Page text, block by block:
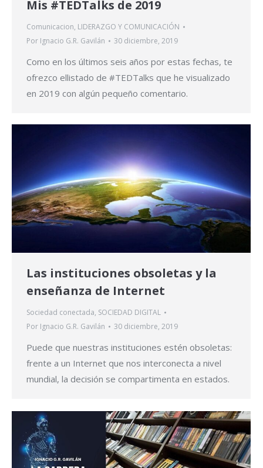
Mis #TEDTalks de 2019
Comunicacion, LIDERAZGO Y COMUNICACIÓN
Por Ignacio G.R. Gavilán 30 diciembre, 2019
Como en los últimos seis años por estas fechas, te
ofrezco ellistado de #TEDTalks que he visualizado
en 2019 con algún pequeño comentario.
Las instituciones obsoletas y la
enseñanza de Internet
Sociedad conectada, SOCIEDAD DIGITAL
Por Ignacio G.R. Gavilán 30 diciembre, 2019
Puede que nuestras instituciones estén obsoletas:
frente a un Internet que nos interconecta a nivel
mundial, la decisión se compartimenta en estados.